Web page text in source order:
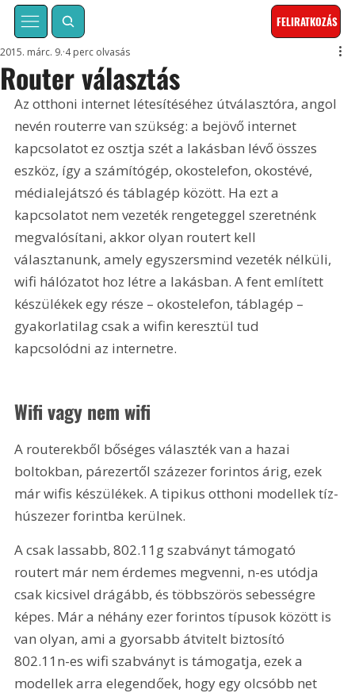
FELIRATKOZÁS
Router választás
2015. márc. 9. 4 perc olvasás
Az otthoni internet létesítéséhez útválasztóra, angol
nevén routerre van szükség: a bejövő internet
kapcsolatot ez osztja szét a lakásban lévő összes
eszköz, így a számítógép, okostelefon, okostévé,
médialejátszó és táblagép között. Ha ezt a
kapcsolatot nem vezeték rengeteggel szeretnénk
megvalósítani, akkor olyan routert kell
választanunk, amely egyszersmind vezeték nélküli,
wifi hálózatot hoz létre a lakásban. A fent említett
készülékek egy része – okostelefon, táblagép –
gyakorlatilag csak a wifin keresztül tud
kapcsolódni az internetre.
Wifi vagy nem wifi
A routerekből bőséges választék van a hazai
boltokban, párezertől százezer forintos árig, ezek
már wifis készülékek. A tipikus otthoni modellek tíz-
húszezer forintba kerülnek.
A csak lassabb, 802.11g szabványt támogató
routert már nem érdemes megvenni, n-es utódja
csak kicsivel drágább, és többszörös sebességre
képes. Már a néhány ezer forintos típusok között is
van olyan, ami a gyorsabb átvitelt biztosító
802.11n-es wifi szabványt is támogatja, ezek a
modellek arra elegendőek, hogy egy olcsóbb net